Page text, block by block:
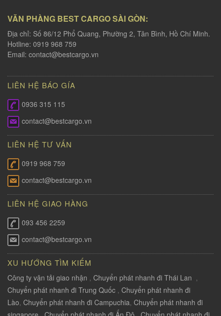
VĂN PHÀNG BEST CARGO SÀI GÒN:
Địa chỉ: Số 86/12 Phổ Quang, Phường 2, Tân Bình, Hồ Chí Minh.
Hotline: 0919 968 759
Email: contact@bestcargo.vn
LIÊN HỆ BÁO GÍA
0936 315 115
contact@bestcargo.vn
LIÊN HỆ TƯ VẤN
0919 968 759
contact@bestcargo.vn
LIÊN HỆ GIAO HÀNG
093 456 2259
contact@bestcargo.vn
XU HƯỚNG TÌM KIẾM
Công ty vận tải giao nhận , Chuyển phát nhanh đi Thái Lan ,
Chuyển phát nhanh đi Trung Quốc , Chuyển phát nhanh đi
Lào, Chuyển phát nhanh đi Campuchia, Chuyển phát nhanh đi